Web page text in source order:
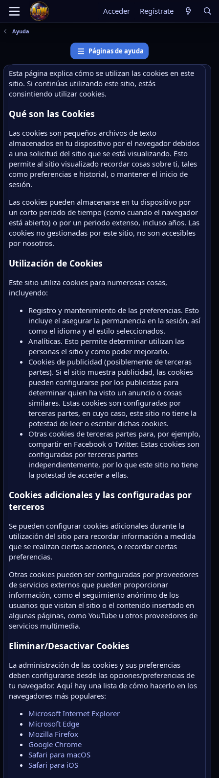
Acceder Regístrate
Ayuda
Páginas de ayuda
Esta página explica cómo se utilizan las cookies en este
sitio. Si continúas utilizando este sitio, estás
consintiendo utilizar cookies.
Qué son las Cookies
Las cookies son pequeños archivos de texto
almacenados en tu dispositivo por el navegador debidos
a una solicitud del sitio que se está visualizando. Esto
permite al sitio visualizado recordar cosas sobre ti, tales
como preferencias e historial, o mantener el inicio de
sesión.
Las cookies pueden almacenarse en tu dispositivo por
un corto periodo de tiempo (como cuando el navegador
está abierto) o por un periodo extenso, incluso años. Las
cookies no gestionadas por este sitio, no son accesibles
por nosotros.
Utilización de Cookies
Este sitio utiliza cookies para numerosas cosas,
incluyendo:
Registro y mantenimiento de las preferencias. Esto
incluye el asegurar la permanencia en la sesión, así
como el idioma y el estilo seleccionados.
Analíticas. Esto permite determinar utilizan las
personas el sitio y como poder mejorarlo.
Cookies de publicidad (posiblemente de terceras
partes). Si el sitio muestra publicidad, las cookies
pueden configurarse por los publicistas para
determinar quien ha visto un anuncio o cosas
similares. Estas cookies son configuradas por
terceras partes, en cuyo caso, este sitio no tiene la
potestad de leer o escribir dichas cookies.
Otras cookies de terceras partes para, por ejemplo,
compartir en Facebook o Twitter. Estas cookies son
configuradas por terceras partes
independientemente, por lo que este sitio no tiene
la potestad de acceder a ellas.
Cookies adicionales y las configuradas por
terceros
Se pueden configurar cookies adicionales durante la
utilización del sitio para recordar información a medida
que se realizan ciertas acciones, o recordar ciertas
preferencias.
Otras cookies pueden ser configuradas por proveedores
de servicios externos que pueden proporcionar
información, como el seguimiento anónimo de los
usuarios que visitan el sitio o el contenido insertado en
algunas páginas, como YouTube u otros proveedores de
servicios multimedia.
Eliminar/Desactivar Cookies
La administración de las cookies y sus preferencias
deben configurarse desde las opciones/preferencias de
tu navegador. Aquí hay una lista de cómo hacerlo en los
navegadores más populares:
Microsoft Internet Explorer
Microsoft Edge
Mozilla Firefox
Google Chrome
Safari para macOS
Safari para iOS